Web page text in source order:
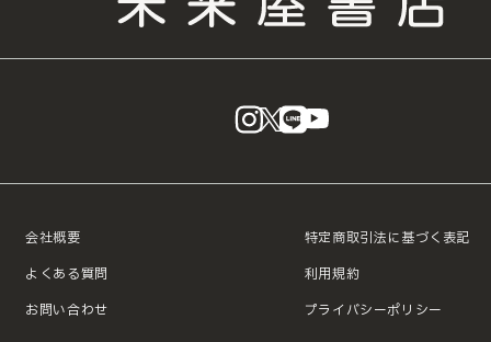
instagram
X LINE
会社概要
よくある質問
お問い合わせ
特定商取引法に基づく表記
利用規約
プライバシーポリシー